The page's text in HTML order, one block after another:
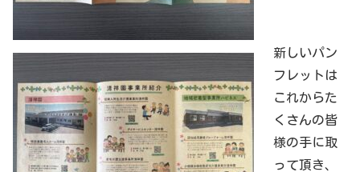
新しいパン
フレットは
これからた
くさんの皆
様の手に取
って頂き、